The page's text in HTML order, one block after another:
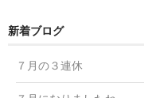
新着ブログ
７月の３連休